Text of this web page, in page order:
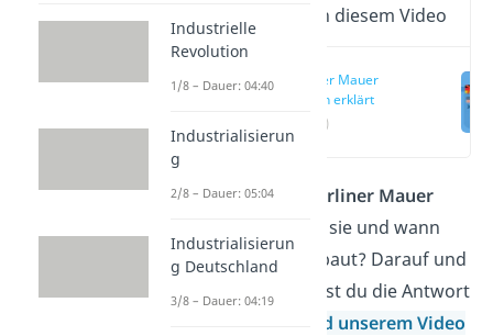
Wichtige Inhalte in diesem Video
Berliner Mauer
einfach erklärt
(00:16)
Warum wurde die
Berliner Mauer
gebaut, wie lang war sie und wann
wurde die Mauer gebaut? Darauf und
auf vieles mehr findest du die Antwort
und unserem Video
Industrielle
Revolution
1/8 – Dauer: 04:40
Industrialisierun
g
2/8 – Dauer: 05:04
Industrialisierun
g Deutschland
3/8 – Dauer: 04:19